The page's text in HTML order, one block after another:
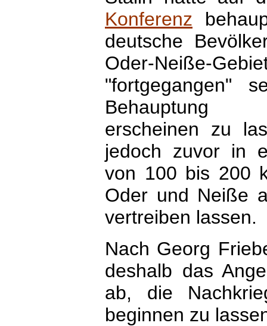
Konferenz
deutsche
Oder-Neiße-
"fortgegangen"
Behauptung
erscheinen zu
jedoch zuvor in
von 100 bis 200
Oder und Neiße
vertreiben lassen.
Nach Georg
deshalb das
ab, die
beginnen zu